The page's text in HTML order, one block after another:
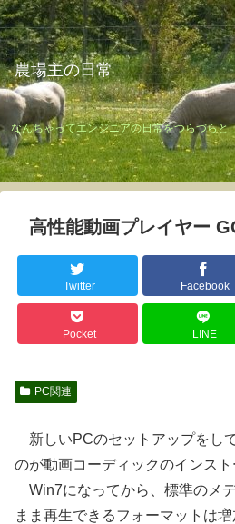
農場主の日常
なんちゃってエンジニアの日常をつらづらと
高性能動画プレイヤー
Twitter Facebook
Pocket LINE
PC関連
新しいPCのセットアップをし
のが動画コーディックのインスト
Win7になってから、標準のメ
まま再生できるフォーマットは